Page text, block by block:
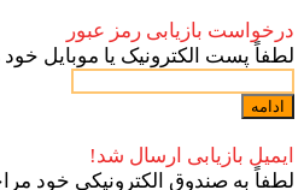
درخواست بازیابی رمز عبور
لطفاً پست الکترونیک یا موبایل خود
ادامه
ایمیل بازیابی ارسال شد!
لطفاً به صندوق الکترونیکی خود